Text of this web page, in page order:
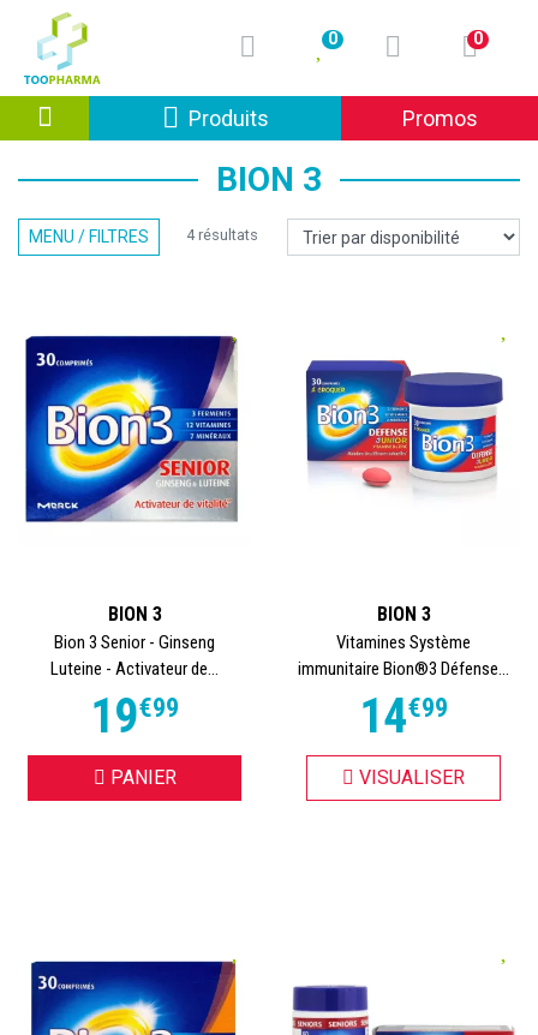
0 0
ProduitsAfficher la navigation
Promos
BION 3
MENU / FILTRES 4 résultats
BION 3
Bion 3 Senior - Ginseng
Luteine - Activateur de...
19€99
PANIER
BION 3
Vitamines Système
immunitaire Bion®3 Défense...
14€99
VISUALISER